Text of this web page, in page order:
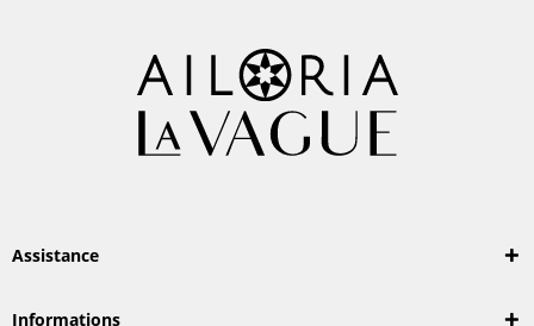
Assistance
Informations